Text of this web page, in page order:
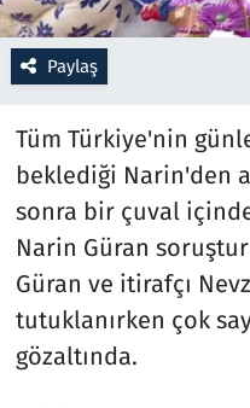
Paylaş
Tüm Türkiye'nin
beklediği Narin'den
sonra bir çuval
Narin Güran
Güran ve itirafçı
tutuklanırken çok
gözaltında.
Seçim 2023
Teknoloji ve Bilim
Televizyon